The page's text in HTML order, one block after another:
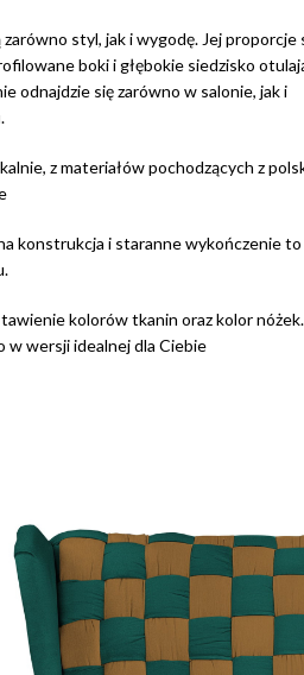
styl, jak i wygodę. Jej proporcje
boki i głębokie siedzisko
odnajdzie się zarówno w salonie, jak i
z materiałów pochodzących z
konstrukcja i staranne wykończenie to
kolorów tkanin oraz kolor
w wersji idealnej dla Ciebie